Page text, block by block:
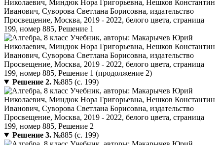
Решение 2.№885 (с. 199)
Решение 3.№885 (с. 199)